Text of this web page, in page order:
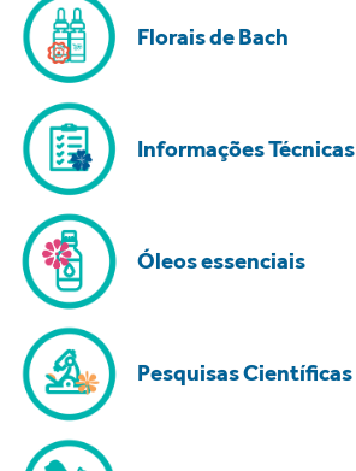
Florais de Bach
Informações Técnicas
Óleos essenciais
Pesquisas Científicas